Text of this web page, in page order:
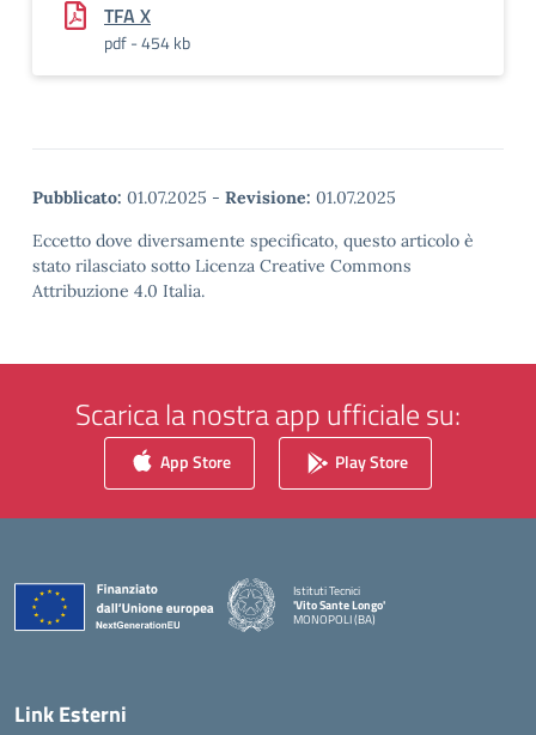
TFA X
pdf - 454 kb
Pubblicato: 01.07.2025 - Revisione: 01.07.2025
Eccetto dove diversamente specificato, questo articolo è
stato rilasciato sotto Licenza Creative Commons
Attribuzione 4.0 Italia.
Scarica la nostra app ufficiale su:
App Store Play Store
Istituti Tecnici
'Vito Sante Longo'
MONOPOLI (BA)
Link Esterni